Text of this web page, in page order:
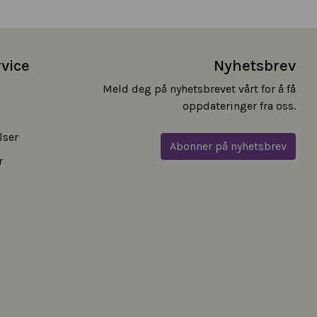
Nyhetsbrev
Meld deg på nyhetsbrevet vårt for å få
oppdateringer fra oss.
Abonner på nyhetsbrev